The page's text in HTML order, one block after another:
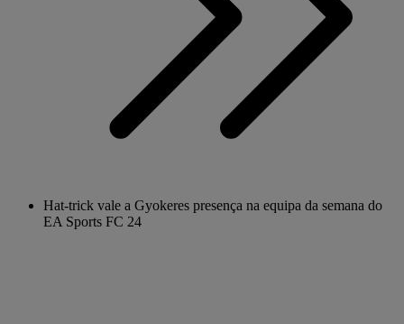
Hat-trick vale a Gyokeres presença na equipa da semana do
EA Sports FC 24